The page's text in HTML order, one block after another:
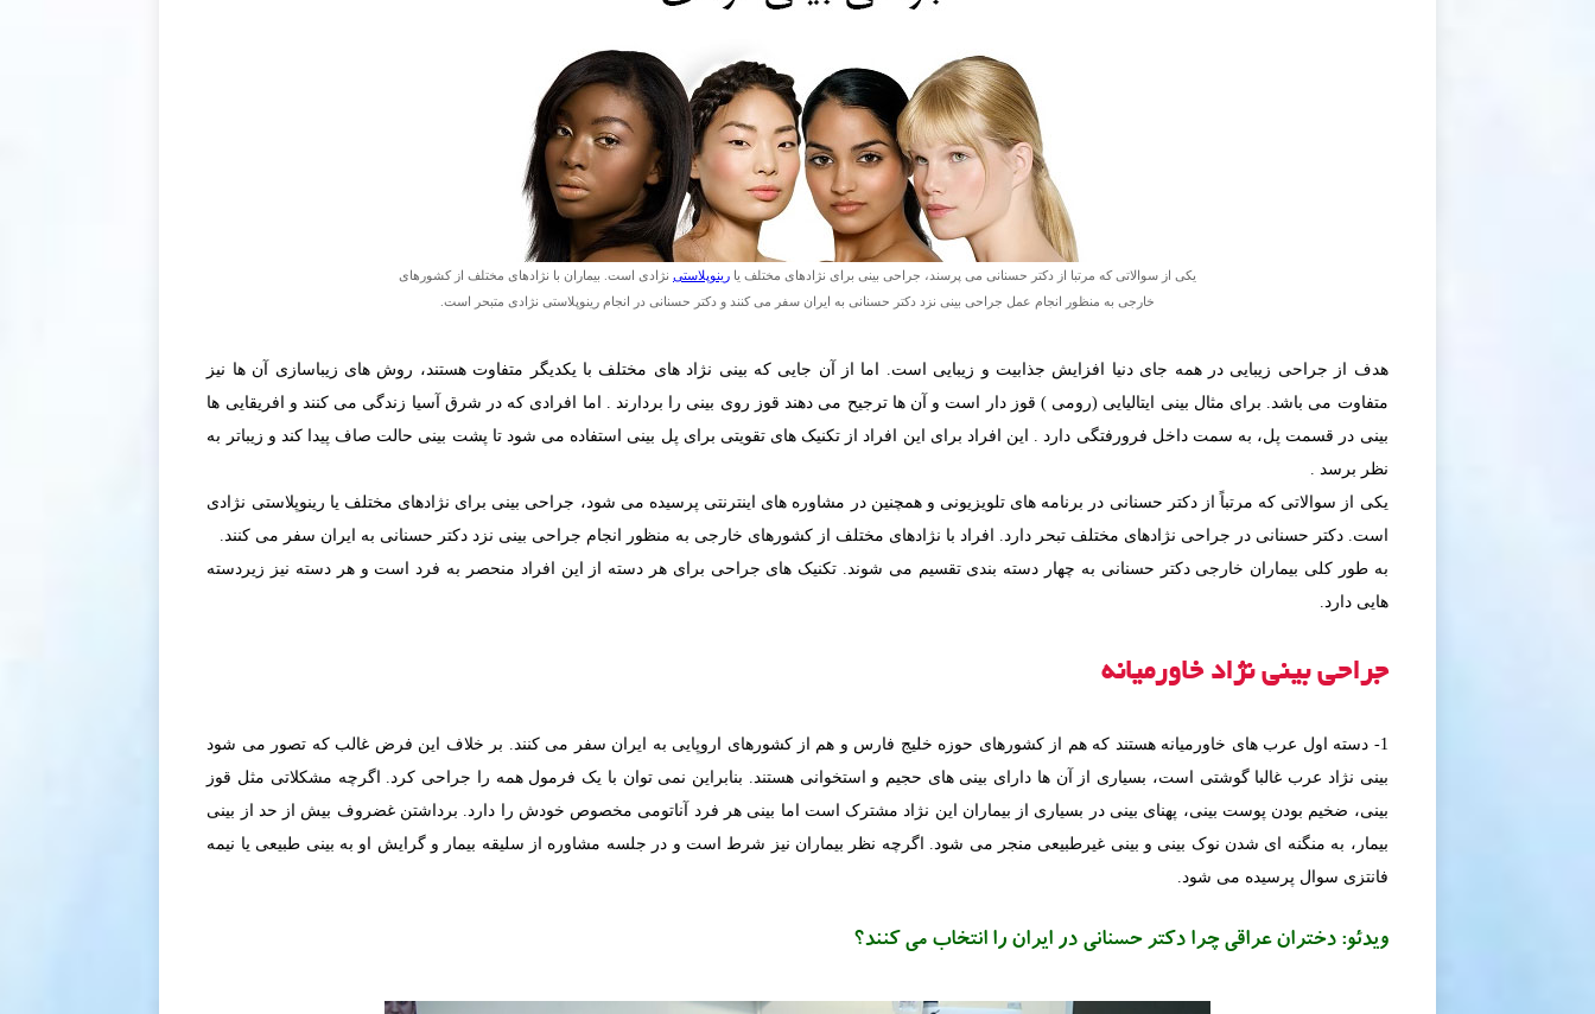
یکی از سوالاتی که مرتبا از دکتر حسنانی می پرسند، جراحی بینی برای نژادهای مختلف یا رینوپلاستی نژادی است. بیماران با نژادهای مختلف از کشورهای
خارجی به منظور انجام عمل جراحی بینی نزد دکتر حسنانی به ایران سفر می کنند و دکتر حسنانی در انجام رینوپلاستی نژادی متبحر است.
هدف از جراحی زیبایی در همه جای دنیا افزایش جذابیت و زیبایی است. اما از آن جايى كه بینی نژاد هاى مختلف با یکدیگر متفاوت هستند، روش های زیباسازی آن ها نیز
متفاوت می باشد. برای مثال بينى ايتاليايى (رومى ) قوز دار است و آن ها ترجيح مى دهند قوز روى بينى را بردارند . اما افرادی که در شرق آسيا زندگى مى كنند و افريقايى ها
بینی در قسمت پل، به سمت داخل فرورفتگی دارد . اين افراد برای این افراد از تکنیک های تقویتی برای پل بینی استفاده می شود تا پشت بينى حالت صاف پيدا كند و زيباتر به
نظر برسد .
یکی از سوالاتی که مرتباً از دکتر حسنانی در برنامه های تلویزیونی و همچنین در مشاوره های اینترنتی پرسیده می شود، جراحی بینی برای نژادهای مختلف یا رینوپلاستی نژادی
است. دکتر حسنانی در جراحی نژادهای مختلف تبحر دارد. افراد با نژادهای مختلف از کشورهای خارجی به منظور انجام جراحی بینی نزد دکتر حسنانی به ایران سفر می کنند.
به طور کلی بیماران خارجی دکتر حسنانی به چهار دسته بندی تقسیم می شوند. تکنیک های جراحی برای هر دسته از این افراد منحصر به فرد است و هر دسته نیز زیردسته
هایی دارد.
جراحی بینی نژاد خاورمیانه
1- دسته اول عرب های خاورمیانه هستند که هم از کشورهای حوزه خلیج فارس و هم از کشورهای اروپایی به ایران سفر می کنند. بر خلاف اين فرض غالب که تصور می شود
بینی نژاد عرب غالبا گوشتی است، بسیاری از آن ها دارای بینی های حجیم و استخوانی هستند. بنابراین نمی توان با یک فرمول همه را جراحی کرد. اگرچه مشکلاتی مثل قوز
بینی، ضخیم بودن پوست بینی، پهنای بینی در بسیاری از بیماران این نژاد مشترک است اما بینی هر فرد آناتومی مخصوص خودش را دارد. برداشتن غضروف بیش از حد از بینی
بیمار، به منگنه ای شدن نوک بینی و بینی غیرطبیعی منجر می شود. اگرچه نظر بیماران نیز شرط است و در جلسه مشاوره از سلیقه بیمار و گرایش او به بینی طبیعی یا نیمه
فانتزی سوال پرسیده می شود.
ویدئو: دختران عراقی چرا دکتر حسنانی در ایران را انتخاب می کنند؟